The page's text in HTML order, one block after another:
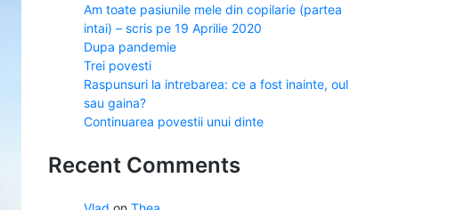
Am toate pasiunile mele din copilarie (partea
intai) – scris pe 19 Aprilie 2020
Dupa pandemie
Trei povesti
Raspunsuri la intrebarea: ce a fost inainte, oul
sau gaina?
Continuarea povestii unui dinte
Recent Comments